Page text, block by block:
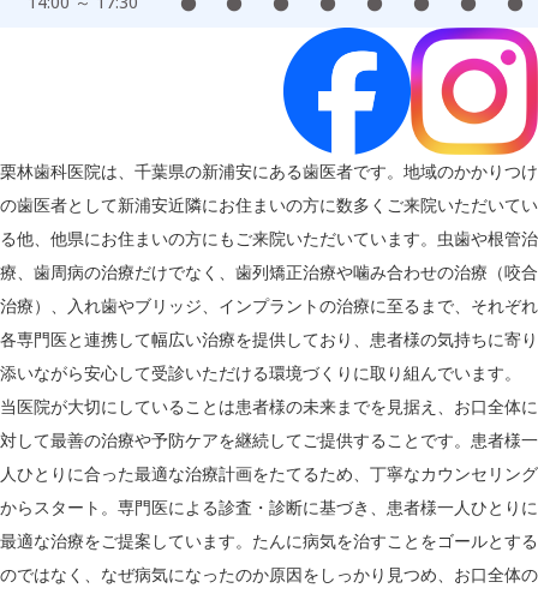
栗林歯科医院は、千葉県の新浦安にある歯医者です。地域のかかりつけ
の歯医者として新浦安近隣にお住まいの方に数多くご来院いただいてい
る他、他県にお住まいの方にもご来院いただいています。虫歯や根管治
療、歯周病の治療だけでなく、歯列矯正治療や噛み合わせの治療（咬合
治療）、入れ歯やブリッジ、インプラントの治療に至るまで、それぞれ
各専門医と連携して幅広い治療を提供しており、患者様の気持ちに寄り
添いながら安心して受診いただける環境づくりに取り組んでいます。
当医院が大切にしていることは患者様の未来までを見据え、お口全体に
対して最善の治療や予防ケアを継続してご提供することです。患者様一
人ひとりに合った最適な治療計画をたてるため、丁寧なカウンセリング
からスタート。専門医による診査・診断に基づき、患者様一人ひとりに
最適な治療をご提案しています。たんに病気を治すことをゴールとする
のではなく、なぜ病気になったのか原因をしっかり見つめ、お口全体の